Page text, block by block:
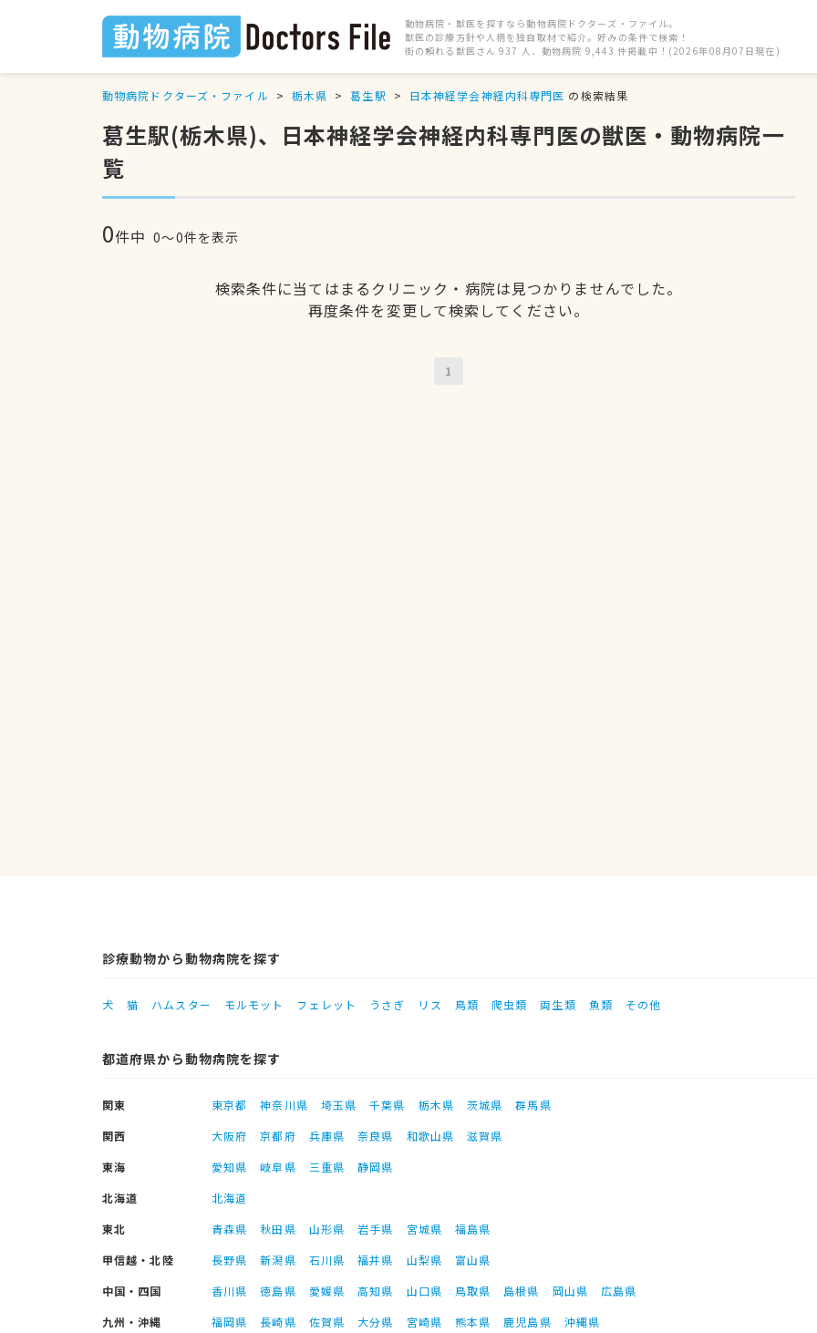
動物病院・獣医を探すなら動物病院ドクターズ・ファイル。
獣医の診療方針や人柄を独自取材で紹介。好みの条件で検索！
街の頼れる獣医さん 937 人、動物病院 9,443 件掲載中！(2026年08月07日現在)
動物病院ドクターズ・ファイル 栃木県 葛生駅 日本神経学会神経内科専門医 の検索結果
葛生駅(栃木県)、日本神経学会神経内科専門医の獣医・動物病院一
覧
0件中 0〜0件を表示
検索条件に当てはまるクリニック・病院は見つかりませんでした。
再度条件を変更して検索してください。
1
診療動物から動物病院を探す
犬 猫 ハムスター モルモット フェレット うさぎ リス 鳥類 爬虫類 両生類 魚類 その他
都道府県から動物病院を探す
関東 東京都 神奈川県 埼玉県 千葉県 栃木県 茨城県
群馬県
関西
大阪府 京都府 兵庫県 奈良県 和歌山県
滋賀県
東海
愛知県 岐阜県 三重県
静岡県
北海道
北海道
東北
青森県 秋田県 山形県 岩手県 宮城県
福島県
甲信越・北陸
長野県 新潟県 石川県 福井県 山梨県
富山県
中国・四国
香川県 徳島県 愛媛県 高知県 山口県 鳥取県 島根県 岡山県
広島県
九州・沖縄
福岡県 長崎県 佐賀県 大分県 宮崎県 熊本県 鹿児島県 沖縄県